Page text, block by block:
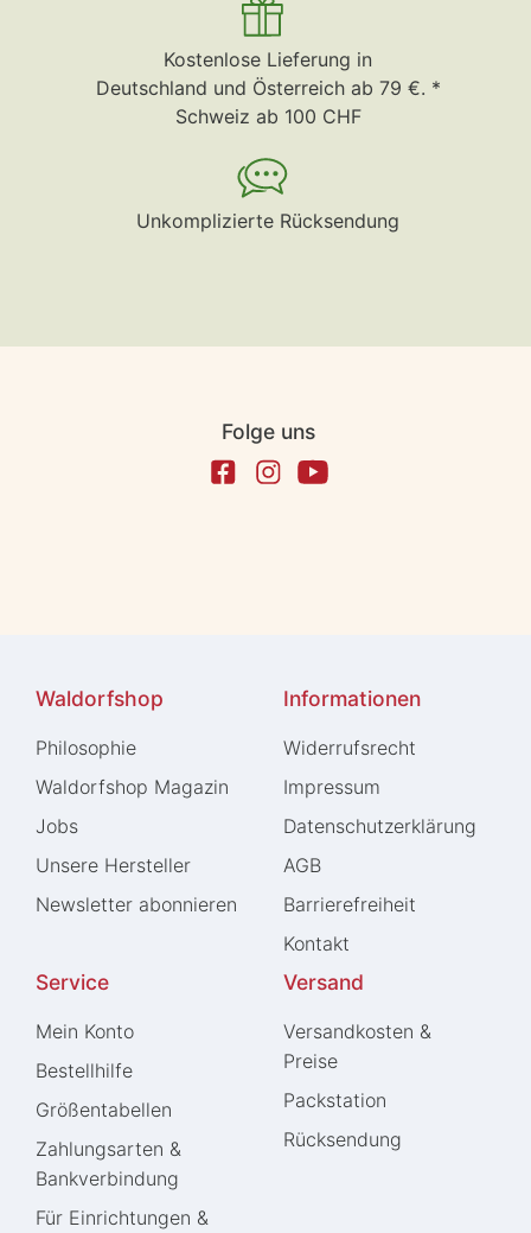
Kostenlose Lieferung in
Deutschland und Österreich ab 79 €. *
Schweiz ab 100 CHF
Unkomplizierte Rücksendung
Folge uns
Waldorfshop
Philosophie
Waldorfshop Magazin
Jobs
Unsere Hersteller
Newsletter abonnieren
Informationen
Widerrufs­recht
Impressum
Daten­schutz­erklärung
AGB
Barrierefreiheit
Kontakt
Service
Mein Konto
Bestellhilfe
Größentabellen
Zahlungsarten &
Bankverbindung
Für Einrichtungen &
Versand
Versandkosten &
Preise
Packstation
Rücksendung